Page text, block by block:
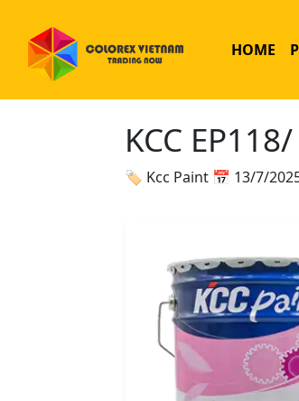
HOME
KCC
🏷 Kcc Paint 📅 13/7/